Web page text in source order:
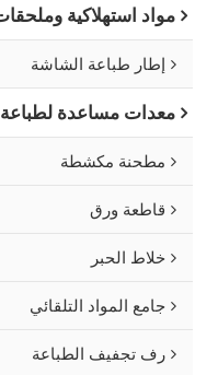
مواد استهلاكية
إطار طباعة الشاشة
معدات مساعدة
مطحنة مكشطة
قاطعة ورق
خلاط الحبر
جامع المواد التلقائي
رف تجفيف الطباعة